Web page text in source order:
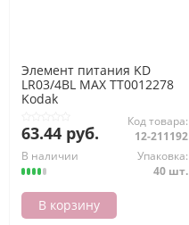
Элемент питания KD
LR03/4BL MAX ТТ0012278
Kodak
63.44 руб.
Код товара:
12-211192
В наличии
Упаковка:
40 шт.
В корзину